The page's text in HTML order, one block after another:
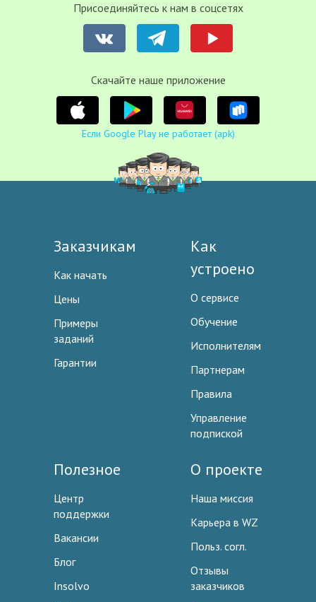
Присоединяйтесь к нам в соцсетях
Cкачайте наше приложение
Если Google Play не работает (apk)
Заказчикам
Как начать
Цены
Примеры
заданий
Гарантии
Как
устроено
О сервисе
Обучение
Исполнителям
Партнерам
Правила
Управление
подпиской
Полезное
Центр
поддержки
Вакансии
Блог
Insolvo
О проекте
Наша миссия
Карьера в WZ
Польз. согл.
Отзывы
заказчиков